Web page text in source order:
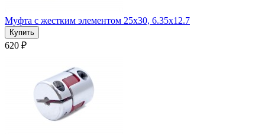
Муфта с жестким элементом 25x30, 6.35x12.7
620 ₽